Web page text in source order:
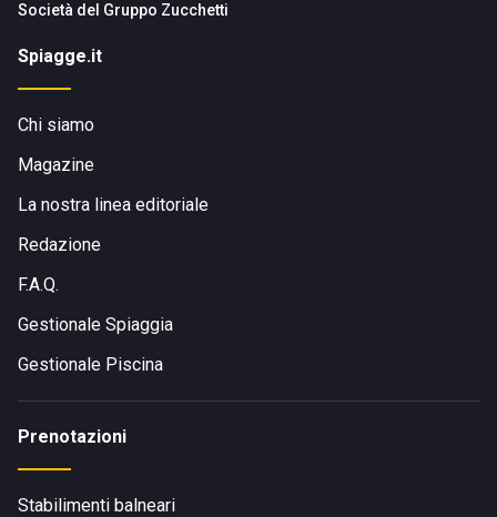
Società del Gruppo Zucchetti
Spiagge.it
Chi siamo
Magazine
La nostra linea editoriale
Redazione
F.A.Q.
Gestionale Spiaggia
Gestionale Piscina
Prenotazioni
Stabilimenti balneari